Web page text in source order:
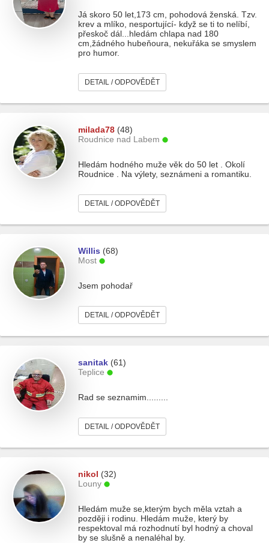
Já skoro 50 let,173 cm, pohodová ženská. Tzv.
krev a mlíko, nesportující- když se ti to nelíbí,
přeskoč dál...hledám chlapa nad 180
cm,žádného hubeňoura, nekuřáka se smyslem
pro humor.
DETAIL / ODPOVĚDĚT
milada78 (48)
Roudnice nad Labem
Hledám hodného muže věk do 50 let . Okolí
Roudnice . Na výlety, seznámeni a romantiku.
DETAIL / ODPOVĚDĚT
Willis (68)
Most
Jsem pohodař
DETAIL / ODPOVĚDĚT
sanitak (61)
Teplice
Rad se seznamim.........
DETAIL / ODPOVĚDĚT
nikol (32)
Louny
Hledám muže se,kterým bych měla vztah a
později i rodinu. Hledám muže, který by
respektoval má rozhodnutí byl hodný a choval
by se slušně a nenaléhal by.